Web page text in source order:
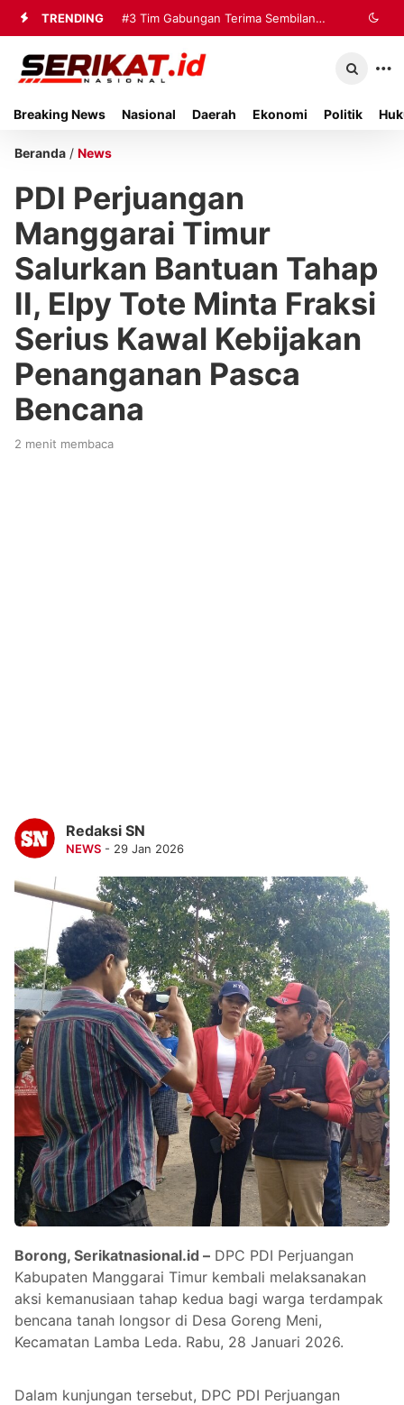
TRENDING #3 Tim Gabungan Terima Sembilan
Korban Evakuasi KM Mutiara Sentosa
Breaking News Nasional Daerah Ekonomi Politik
Beranda / News
PDI Perjuangan
Manggarai Timur
Salurkan Bantuan Tahap
II, Elpy Tote Minta Fraksi
Serius Kawal Kebijakan
Penanganan Pasca
Bencana
2 menit membaca
Redaksi SN
NEWS - 29 Jan 2026
Borong, Serikatnasional.id – DPC PDI Perjuangan
Kabupaten Manggarai Timur kembali melaksanakan
aksi kemanusiaan tahap kedua bagi warga terdampak
bencana tanah longsor di Desa Goreng Meni,
Kecamatan Lamba Leda. Rabu, 28 Januari 2026.
Dalam kunjungan tersebut, DPC PDI Perjuangan